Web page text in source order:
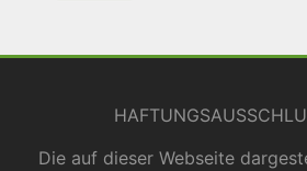
Die auf dieser Webseite